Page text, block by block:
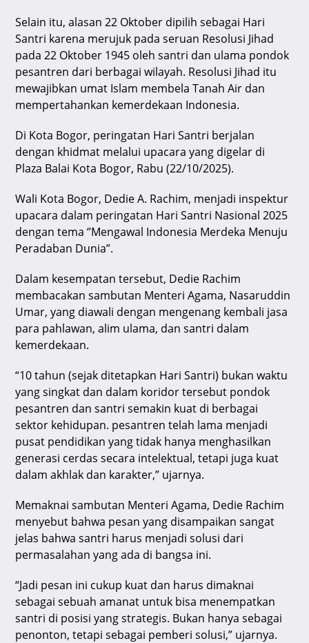
Selain itu, alasan 22 Oktober dipilih sebagai Hari
Santri karena merujuk pada seruan Resolusi Jihad
pada 22 Oktober 1945 oleh santri dan ulama pondok
pesantren dari berbagai wilayah. Resolusi Jihad itu
mewajibkan umat Islam membela Tanah Air dan
mempertahankan kemerdekaan Indonesia.
Di Kota Bogor, peringatan Hari Santri berjalan
dengan khidmat melalui upacara yang digelar di
Plaza Balai Kota Bogor, Rabu (22/10/2025).
Wali Kota Bogor, Dedie A. Rachim, menjadi inspektur
upacara dalam peringatan Hari Santri Nasional 2025
dengan tema ‘’Mengawal Indonesia Merdeka Menuju
Peradaban Dunia”.
Dalam kesempatan tersebut, Dedie Rachim
membacakan sambutan Menteri Agama, Nasaruddin
Umar, yang diawali dengan mengenang kembali jasa
para pahlawan, alim ulama, dan santri dalam
kemerdekaan.
“10 tahun (sejak ditetapkan Hari Santri) bukan waktu
yang singkat dan dalam koridor tersebut pondok
pesantren dan santri semakin kuat di berbagai
sektor kehidupan. pesantren telah lama menjadi
pusat pendidikan yang tidak hanya menghasilkan
generasi cerdas secara intelektual, tetapi juga kuat
dalam akhlak dan karakter,” ujarnya.
Memaknai sambutan Menteri Agama, Dedie Rachim
menyebut bahwa pesan yang disampaikan sangat
jelas bahwa santri harus menjadi solusi dari
permasalahan yang ada di bangsa ini.
“Jadi pesan ini cukup kuat dan harus dimaknai
sebagai sebuah amanat untuk bisa menempatkan
santri di posisi yang strategis. Bukan hanya sebagai
penonton, tetapi sebagai pemberi solusi,” ujarnya.